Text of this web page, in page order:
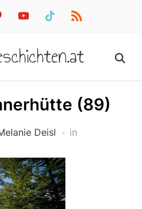
youtube tiktok rss
(89)
Deisl in